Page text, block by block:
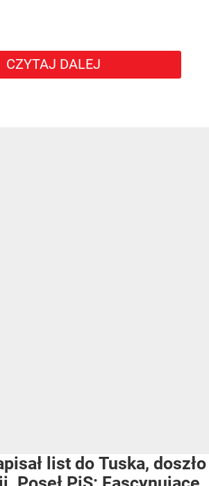
CZYTAJ DALEJ
list do Tuska, doszło